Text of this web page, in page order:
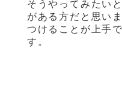
そうやってみたい
がある方だと思い
つけることが上手
す。